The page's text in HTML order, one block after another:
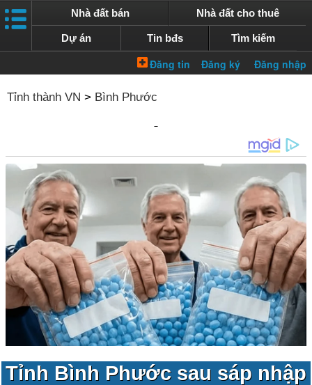
Nhà đất bán Nhà đất cho thuê
Dự án Tin bđs Tìm kiếm
Tỉnh thành VN > Bình Phước
Tỉnh Bình Phước sau sáp nhập